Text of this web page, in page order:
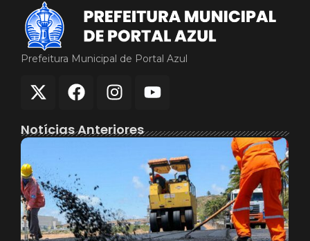
Prefeitura Municipal de Portal Azul
Notícias Anteriores